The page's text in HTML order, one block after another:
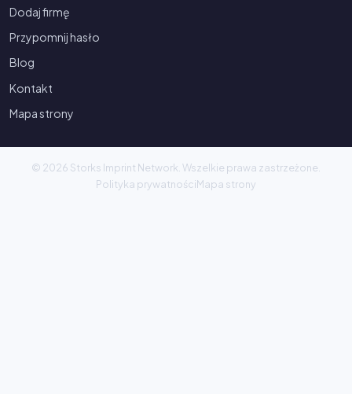
Dodaj firmę
Przypomnij hasło
Blog
Kontakt
Mapa strony
© 2026 Storks Imprint Network. Wszelkie prawa zastrzeżone.
Polityka prywatnościMapa strony